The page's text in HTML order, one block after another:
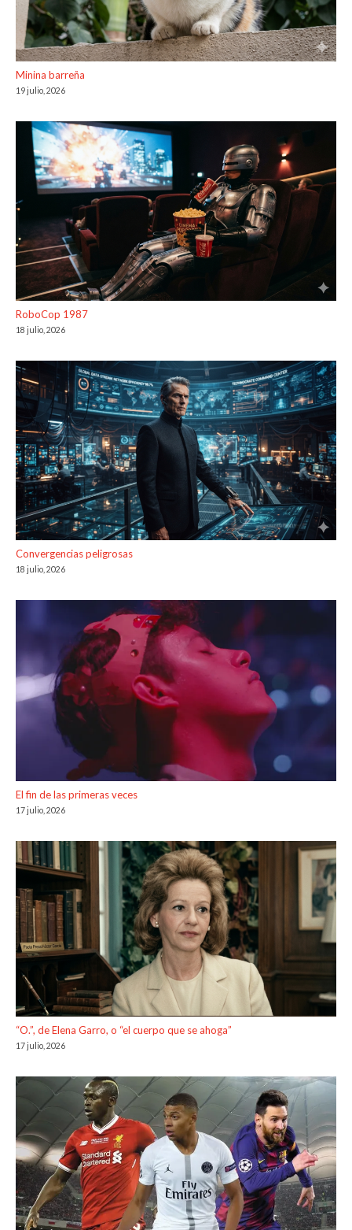
Minina barreña
19 julio, 2026
RoboCop 1987
18 julio, 2026
Convergencias peligrosas
18 julio, 2026
El fin de las primeras veces
17 julio, 2026
“O.”, de Elena Garro, o “el cuerpo que se ahoga”
17 julio, 2026